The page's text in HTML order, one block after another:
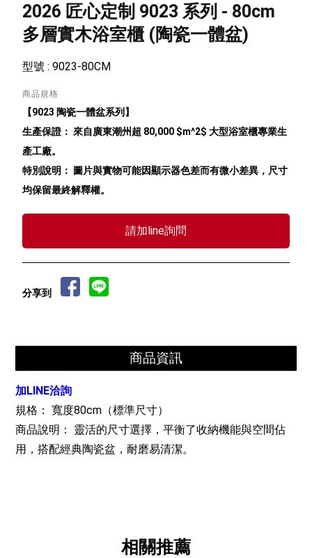
2026 匠心定制 9023 系列 - 80cm
多層實木浴室櫃 (陶瓷一體盆)
型號 : 9023-80CM
商品規格
【9023 陶瓷一體盆系列】
生產保證： 來自廣東潮州超 80,000 $m^2$ 大型浴室櫃專業生
產工廠。
特別說明： 圖片與實物可能因顯示器色差而有微小差異，尺寸
均保留最終解釋權。
請加line詢問
分享到
商品資訊
加LINE洽詢
規格： 寬度80cm（標準尺寸）
商品說明： 靈活的尺寸選擇，平衡了收納機能與空間佔
用，搭配經典陶瓷盆，耐磨易清潔。